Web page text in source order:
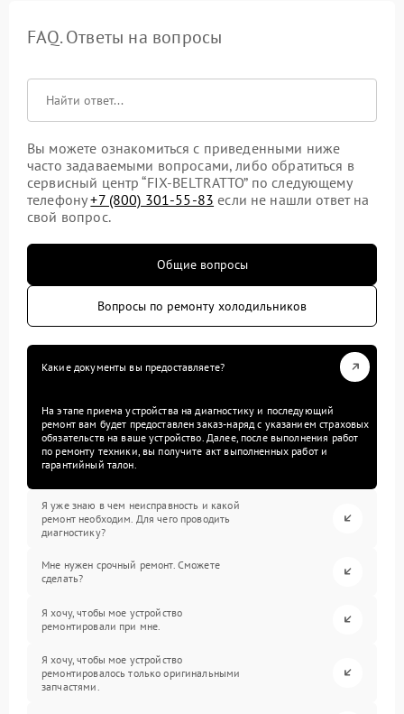
FAQ. Ответы на вопросы
Вы можете ознакомиться с приведенными ниже
часто задаваемыми вопросами, либо обратиться в
сервисный центр “FIX-BELTRATTO” по следующему
телефону+7 (800) 301-55-83 если не нашли ответ на
свой вопрос.
Общие вопросы
Вопросы по ремонту холодильников
Какие документы вы предоставляете?
На этапе приема устройства на диагностику и последующий
ремонт вам будет предоставлен заказ-наряд с указанием страховых
обязательств на ваше устройство. Далее, после выполнения работ
по ремонту техники, вы получите акт выполненных работ и
гарантийный талон.
Я уже знаю в чем неисправность и какой
ремонт необходим. Для чего проводить
диагностику?
Мне нужен срочный ремонт. Сможете
сделать?
Я хочу, чтобы мое устройство
ремонтировали при мне.
Я хочу, чтобы мое устройство
ремонтировалось только оригинальными
запчастями.